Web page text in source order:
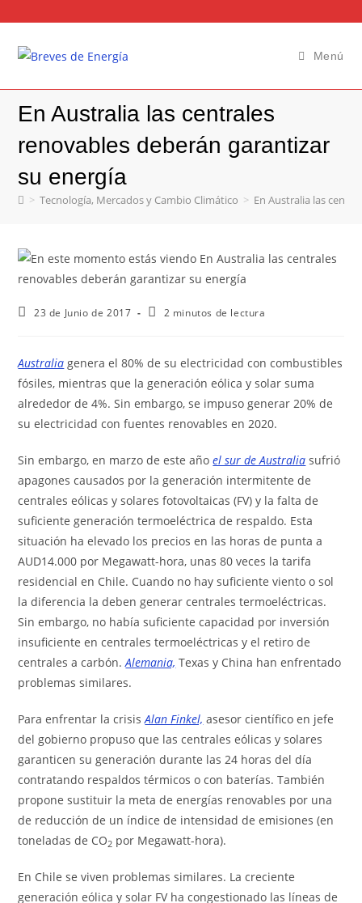
Menú
En Australia las centrales
renovables deberán garantizar
su energía
> Tecnología, Mercados y Cambio Climático > En Australia las
23 de Junio de 2017 2 minutos de lectura
Australia genera el 80% de su electricidad con combustibles
fósiles, mientras que la generación eólica y solar suma
alrededor de 4%. Sin embargo, se impuso generar 20% de
su electricidad con fuentes renovables en 2020.
Sin embargo, en marzo de este añoel sur de Australia sufrió
apagones causados por la generación intermitente de
centrales eólicas y solares fotovoltaicas (FV) y la falta de
suficiente generación termoeléctrica de respaldo. Esta
situación ha elevado los precios en las horas de punta a
AUD14.000 por Megawatt-hora, unas 80 veces la tarifa
residencial en Chile. Cuando no hay suficiente viento o sol
la diferencia la deben generar centrales termoeléctricas.
Sin embargo, no había suficiente capacidad por inversión
insuficiente en centrales termoeléctricas y el retiro de
centrales a carbón.Alemania, Texas y China han enfrentado
problemas similares.
Para enfrentar la crisisAlan Finkel, asesor científico en jefe
del gobierno propuso que las centrales eólicas y solares
garanticen su generación durante las 24 horas del día
contratando respaldos térmicos o con baterías. También
propone sustituir la meta de energías renovables por una
de reducción de un índice de intensidad de emisiones (en
toneladas de CO2 por Megawatt-hora).
En Chile se viven problemas similares. La creciente
generación eólica y solar FV ha congestionado las líneas de